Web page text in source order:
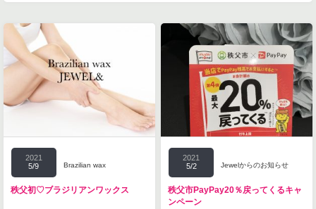
2021
5/9
Brazilian wax
秩父初♡ブラジリアンワックス
2021
5/2
Jewelからのお知らせ
秩父市PayPay20％戻ってくるキャ
ンペーン